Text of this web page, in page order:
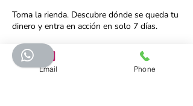
Toma la rienda. Descubre dónde se queda tu
dinero y entra en acción en solo 7 días.
Email Phone